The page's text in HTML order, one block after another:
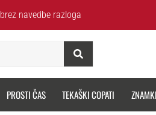
brez navedbe razloga
Iskanje
PROSTI ČAS TEKAŠKI COPATI